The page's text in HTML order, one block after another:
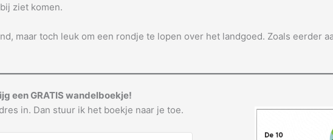
ziet komen.
maar toch leuk om een rondje te lopen over het landgoed. Zoals eerder
een GRATIS wandelboekje!
in. Dan stuur ik het boekje naar je toe.